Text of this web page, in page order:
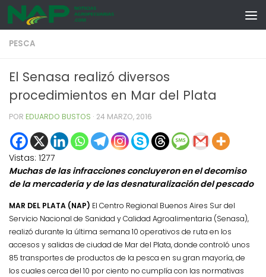
Skip to content
PESCA
El Senasa realizó diversos
procedimientos en Mar del Plata
POR EDUARDO BUSTOS · 24 MARZO, 2016
Vistas: 1277
Muchas de las infracciones concluyeron en el decomiso
de la mercadería y de las desnaturalización del pescado
MAR DEL PLATA (NAP) El Centro Regional Buenos Aires Sur del
Servicio Nacional de Sanidad y Calidad Agroalimentaria (Senasa),
realizó durante la última semana 10 operativos de ruta en los
accesos y salidas de ciudad de Mar del Plata, donde controló unos
85 transportes de productos de la pesca en su gran mayoría, de
los cuales cerca del 10 por ciento no cumplía con las normativas